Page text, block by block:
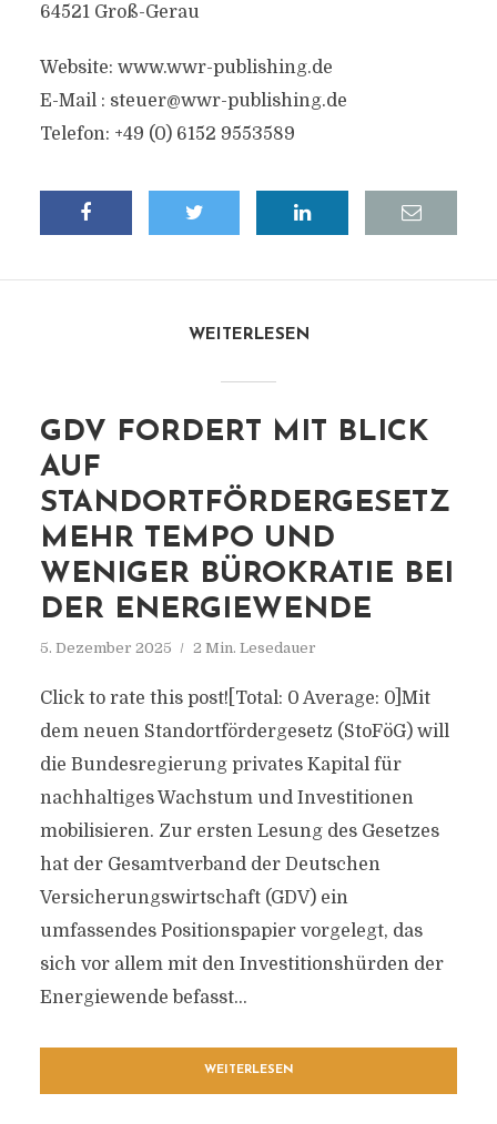
64521 Groß-Gerau
Website: www.wwr-publishing.de
E-Mail : steuer@wwr-publishing.de
Telefon: +49 (0) 6152 9553589
WEITERLESEN
GDV FORDERT MIT BLICK
AUF
STANDORTFÖRDERGESETZ
MEHR TEMPO UND
WENIGER BÜROKRATIE BEI
DER ENERGIEWENDE
5. Dezember 2025 2 Min. Lesedauer
Click to rate this post![Total: 0 Average: 0]Mit
dem neuen Standortfördergesetz (StoFöG) will
die Bundesregierung privates Kapital für
nachhaltiges Wachstum und Investitionen
mobilisieren. Zur ersten Lesung des Gesetzes
hat der Gesamtverband der Deutschen
Versicherungswirtschaft (GDV) ein
umfassendes Positionspapier vorgelegt, das
sich vor allem mit den Investitionshürden der
Energiewende befasst...
WEITERLESEN